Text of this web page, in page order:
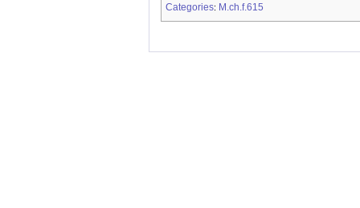
Categories: M.ch.f.615